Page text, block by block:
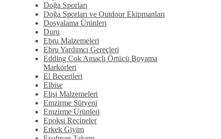
Doğa Sporları
Doğa Sporları ve Outdoor Ekipmanları
Dosyalama Ürünleri
Duru
Ebru Malzemeleri
Ebru Yardımcı Gereçleri
Edding Çok Amaçlı Örtücü Boyama
Markörleri
El Becerileri
Elbise
Elişi Malzemeleri
Emzirme Sütyeni
Emzirme Ürünleri
Epoksi Reçineler
Erkek Giyim